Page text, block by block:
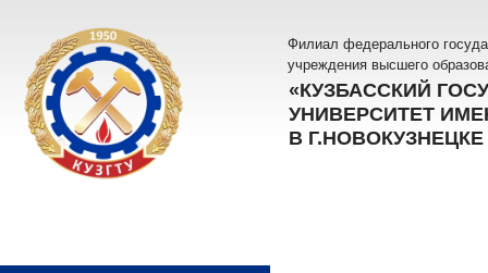
Филиал федерального
учреждения высшего
«КУЗБАССКИЙ
УНИВЕРСИТЕТ
В Г.НОВОКУЗНЕЦКЕ